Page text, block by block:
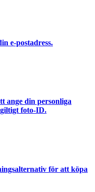
e-postadress.
ange din personliga
foto-ID.
för att köpa